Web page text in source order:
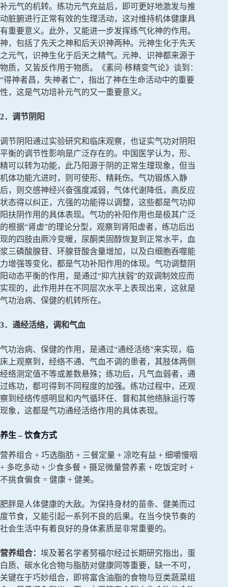
补元气的机转。练功元气充益后，即可更好地激发与推
动脏腑进行正常有效的生理活动，这对维持机体健康具
有重要意义。此外，又能进一步发挥练气化神的作用。
神，包括了先天之神和后天识神两种。元神生化于先天
之元气，识神生化于后天之精气。元神、识神都来源于
物质，又皆反作用于物质。《素问·移精变气论》谈到：
“得神者昌，失神者亡”，指出了神在生命活动中的重要
性，这是气功培补元气的又一重要意义。
2．调节阴阳
调节阴阳通过实验研究和临床观察，也证实气功对阴阳
平衡的调节性影响是广泛存在的。中国医学认为，形、
精可以转为功能，此乃阳源于阴的正常生理现象，但当
机体功能亢进时，则可使形、精耗伤。气功锻炼入静
后，则交感神经兴奋强度减弱，气体代谢降低，高反应
状态得以纠正，亢强的功能得以调整，这些都是气功抑
阳扶阴作用的具体表现。气功的补阳作用也是极其广泛
的根据“肾虚”的理论分型，观察到肾阳虚者，练功后出
现的四肢由厥冷变暖，尿酮类固醇恢复到正常水平，血
浆三磷酸腺苷、环腺苷酸含量增加，以及白细胞吞噬能
力增强等变化，都是气功补阳作用的体现。气功调整阴
阳动态平衡的作用，是通过“抑亢扶弱”的双调制效应而
实现的，此作用并在不同层次水平上表现出来，这就是
气功治病、保健的机转所在。
3．通经活络，调和气血
气功治病、保健的作用，是通过“通经活络”来实现，临
床上观察到，经络不通、气血不调的患者，其肢体两侧
经络测定值不等或差数悬殊；练功后，凡气血弱者，通
过练功，都可得到不同程度的加强。练功过程中，还观
察到经络传感明显和内气循环任、督和其他络脉运行等
现象，这都是气功通经活络作用的具体表现。
养生 – 饮食方式
营养组合 + 巧选脂肪 + 三餐定量 + 凉吃有益 + 细嚼慢咽
+ 多吃多动 + 少食多餐 + 摄足微量营养素 + 吃饭定时 +
不挑食偏食 = 健康 + 健美。
肥胖是人体健康的大敌。为保持身材的苗条、健美而过
度节食，又能引起一系列不良的后果。在当今快节奏的
社会生活中有着良好的身体素质是非常重要的。
营养组合： 埃及著名学者努福尔经过长期研究指出，蛋
白质、碳水化合物与脂肪对健康同等重要，缺一不可，
关键在于巧妙组合，即将富含油脂的食物与豆类蔬菜组